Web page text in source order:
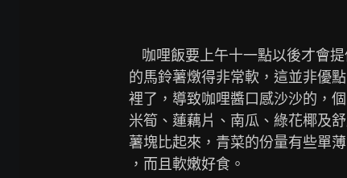
的馬鈴薯燉得非常軟，這並非優
裡了，導致咖哩醬口感沙沙的，
米筍、蓮藕片、南瓜、綠花椰及
薯塊比起來，青菜的份量有些單
，而且軟嫩好食。